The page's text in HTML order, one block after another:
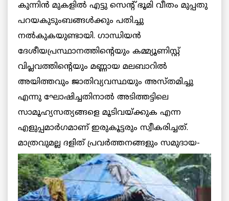
കുന്നിന്‍ മുകളില്‍ എട്ടു സെന്റ് ഭൂമി വീതം മുപ്പതു
പറയകുടുംബങ്ങള്‍ക്കും പതിച്ചു
നല്‍കുകയുണ്ടായി. ഗാന്ധിയന്‍
ദേശീയപ്രസ്ഥാനത്തിന്റെയും കമ്മ്യൂണിസ്റ്റ്
വിപ്ലവത്തിന്റെയും മണ്ണായ മലബാറില്‍
അയിത്തവും ജാതിവ്യവസ്ഥയും അസ്തമിച്ചു
എന്നു ഘോഷിച്ചതിനാല്‍ അടിത്തട്ടിലെ
സാമൂഹ്യസത്യങ്ങളെ മൂടിവയ്ക്കുക എന്ന
എളുപ്പമാര്‍ഗമാണ് ഇരുകൂട്ടരും സ്വീകരിച്ചത്.
മാത്രവുമല്ല ദളിത് പ്രവര്‍ത്തനങ്ങളും സമുദായ-